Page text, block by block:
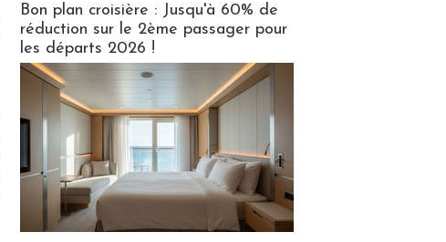
Bon plan croisière : Jusqu'à 60% de
réduction sur le 2ème passager pour
les départs 2026 !